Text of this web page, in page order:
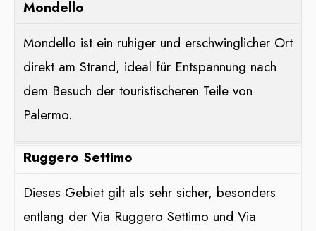
Mondello
Mondello ist ein ruhiger und erschwinglicher Ort
direkt am Strand, ideal für Entspannung nach
dem Besuch der touristischeren Teile von
Palermo.
Ruggero Settimo
Dieses Gebiet gilt als sehr sicher, besonders
entlang der Via Ruggero Settimo und Via